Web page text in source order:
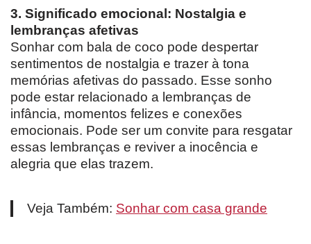
3. Significado emocional: Nostalgia e
lembranças afetivas
Sonhar com bala de coco pode despertar
sentimentos de nostalgia e trazer à tona
memórias afetivas do passado. Esse sonho
pode estar relacionado a lembranças de
infância, momentos felizes e conexões
emocionais. Pode ser um convite para resgatar
essas lembranças e reviver a inocência e
alegria que elas trazem.
Veja Também: Sonhar com casa grande